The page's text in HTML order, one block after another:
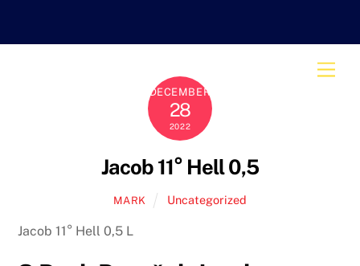
DECEMBER
28
2022
Jacob 11° Hell 0,5
MARK Uncategorized
Jacob 11° Hell 0,5 L